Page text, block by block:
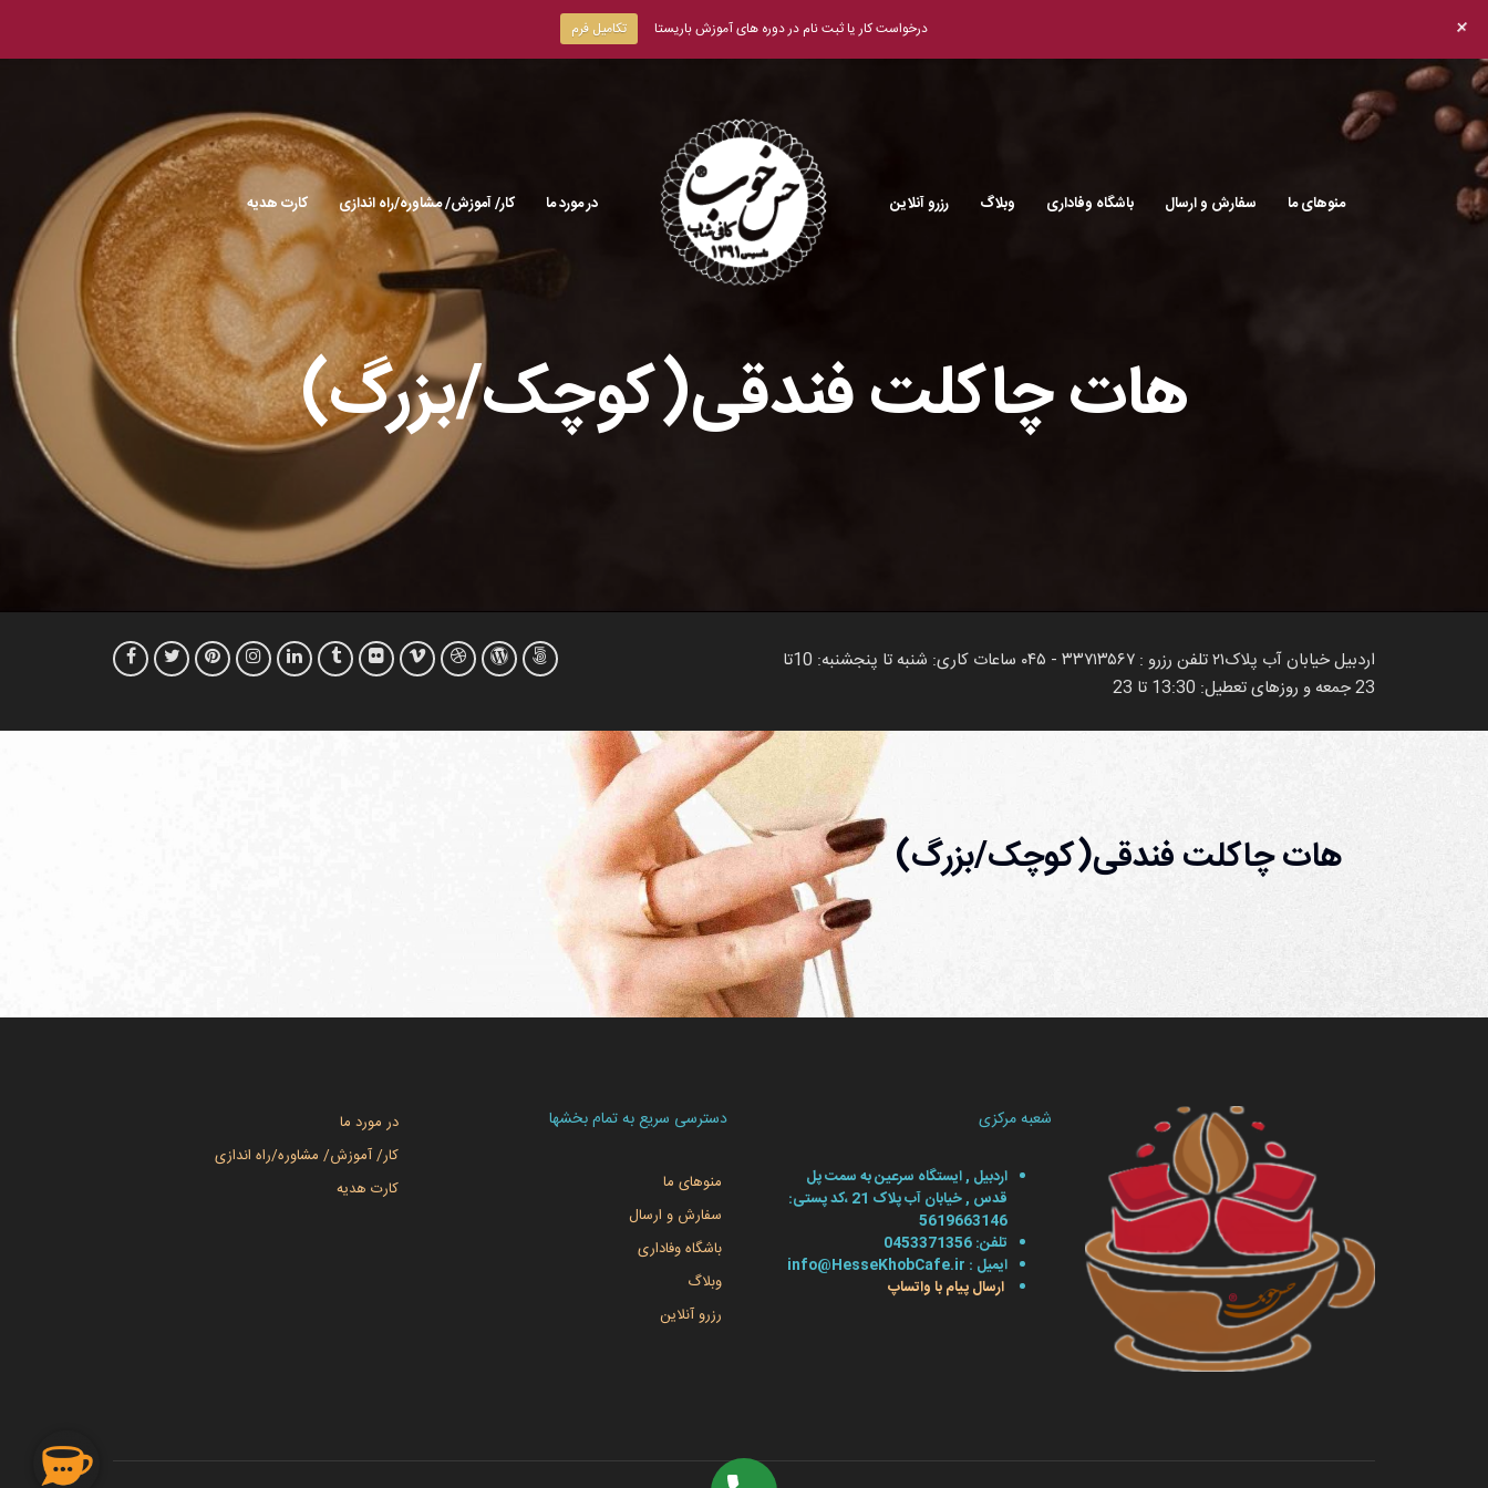
منوهای ما سفارش و ارسال باشگاه وفاداری وبلاگ رزرو آنلاین در مورد ما کار/ آموزش/ مشاوره/راه اندازی کارت هدیه
هات چاکلت فندقی(کوچک/بزرگ)
اردبیل خیابان آب پلاک٢١ تلفن رزرو : ٣٣٧١٣۵۶٧ - ٠۴۵ ساعات کاری: شنبه تا پنجشنبه: 10تا
23 جمعه و روزهای تعطیل: 13:30 تا 23
هات چاکلت فندقی(کوچک/بزرگ)
شعبه مرکزی
اردبیل , ایستگاه سرعین به سمت پل
قدس , خیابان آب پلاک 21 ،کد پستی:
5619663146
تلفن: 0453371356
ایمیل : info@HesseKhobCafe.ir
ارسال پیام با واتساپ
دسترسی سریع به تمام بخشها
منوهای ما
سفارش و ارسال
باشگاه وفاداری
وبلاگ
رزرو آنلاین
در مورد ما
کار/ آموزش/ مشاوره/راه اندازی
کارت هدیه
درخواست کار یا ثبت نام در دوره های آموزش باریستا تکامیل فرم +